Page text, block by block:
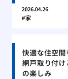
2026.04.26
家
快適な住空
網戸取り付
の楽しみ